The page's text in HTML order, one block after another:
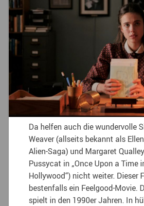
Da helfen auch die wundervolle
Weaver (allseits bekannt als
Alien-Saga) und Margaret
Pussycat in „Once Upon a Time
Hollywood“) nicht weiter. Dieser
bestenfalls ein Feelgood-Movie.
spielt in den 1990er Jahren. In